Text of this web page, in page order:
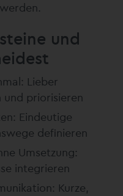
und
Lieber
und priorisieren
Eindeutige
definieren
Umsetzung:
integrieren
Kurze,